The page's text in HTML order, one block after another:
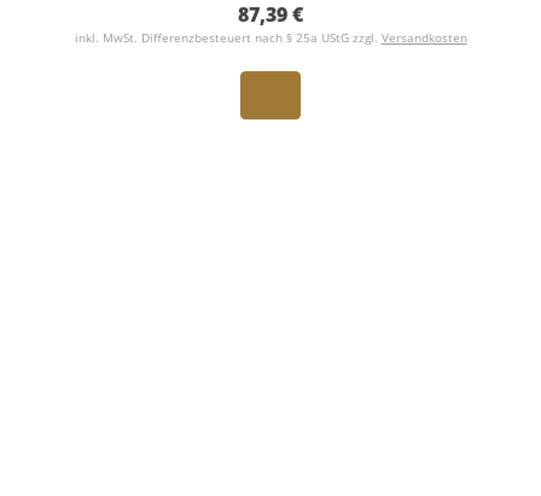
87,39 €
inkl. MwSt. Differenzbesteuert nach § 25a UStG zzgl. Versandkosten